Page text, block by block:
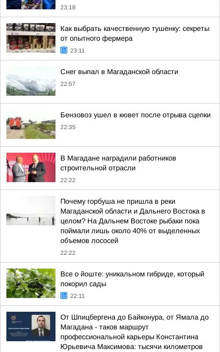
23:18
Как выбрать качественную тушенку: секреты
от опытного фермера
23:11
Снег выпал в Магаданской области
22:57
Бензовоз ушел в кювет после отрыва сцепки
22:35
В Магадане наградили работников
строительной отрасли
22:22
Почему горбуша не пришла в реки
Магаданской области и Дальнего Востока в
целом? На Дальнем Востоке рыбаки пока
поймали лишь около 40% от выделенных
объемов лососей
22:22
Все о йоште: уникальном гибриде, который
покорил сады
22:11
От Шпицбергена до Байконура, от Ямала до
Магадана - таков маршрут
профессиональной карьеры Константина
Юрьевича Максимова: тысячи километров